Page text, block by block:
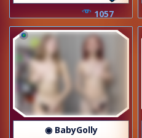
1057
◉ BabyGolly